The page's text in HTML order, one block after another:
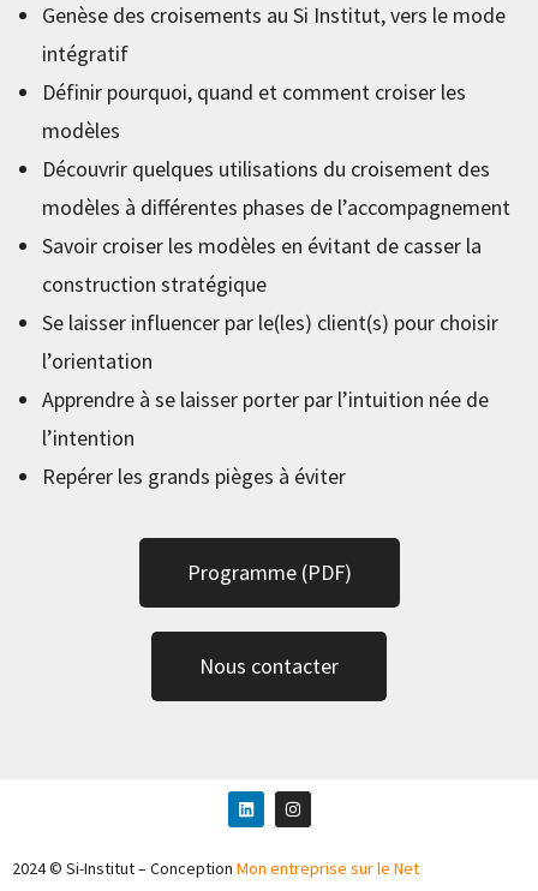
Genèse des croisements au Si Institut, vers le mode
intégratif
Définir pourquoi, quand et comment croiser les
modèles
Découvrir quelques utilisations du croisement des
modèles à différentes phases de l’accompagnement
Savoir croiser les modèles en évitant de casser la
construction stratégique
Se laisser influencer par le(les) client(s) pour choisir
l’orientation
Apprendre à se laisser porter par l’intuition née de
l’intention
Repérer les grands pièges à éviter
Programme (PDF)
Nous contacter
2024 © Si-Institut – Conception Mon entreprise sur le Net